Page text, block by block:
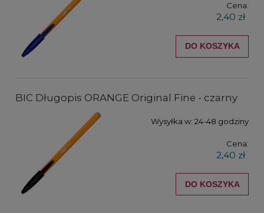
Cena:
2,40 zł
DO KOSZYKA
BIC Długopis ORANGE Original Fine - czarny
Wysyłka w: 24-48 godziny
Cena:
2,40 zł
DO KOSZYKA